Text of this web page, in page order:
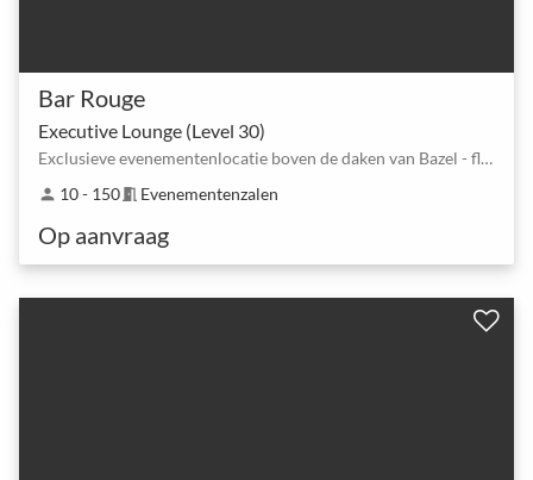
Bar Rouge
Executive Lounge (Level 30)
Exclusieve evenementenlocatie boven de daken van Bazel - flexibel, stijlvol, onvergetelijk
person 10 - 150meeting_room Evenementenzalen
Op aanvraag